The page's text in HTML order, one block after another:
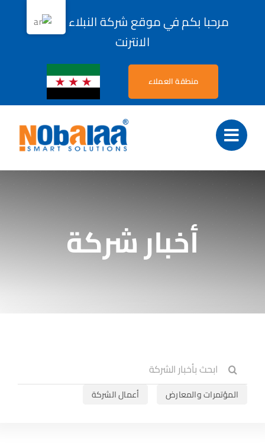
مرحبا بكم في موقع شركة النبلاء لحلول
الانترنت
منطقة العملاء
أخبار شركة
Search
for:
المؤتمرات والمعارض أعمال الشركة